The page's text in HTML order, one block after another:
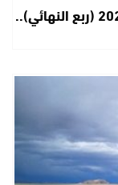
كأس أمم إفريقيا للسيدات – المغرب 2026 (ربع النهائي)..